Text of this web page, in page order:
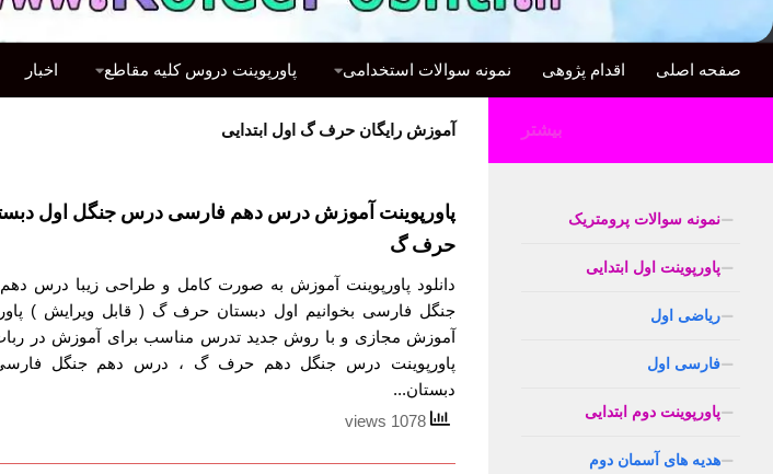
صفحه اصلی اقدام پژوهی نمونه سوالات استخدامی پاورپوینت دروس کلیه مقاطع اخبار
آموزش رایگان حرف گ اول ابتدایی
پاورپوینت آموزش درس دهم فارسی درس جنگل اول
حرف گ
دانلود پاورپوینت آموزش به صورت کامل و طراحی زیبا درس
جنگل فارسی بخوانیم اول دبستان حرف گ ( قابل ویرایش )
آموزش مجازی و با روش جدید تدرس مناسب برای آموزش در
پاورپوینت درس جنگل دهم حرف گ ، درس دهم جنگل
دبستان...
بیشتر
نمونه سوالات پرومتریک
پاورپوینت اول ابتدایی
ریاضی اول
فارسی اول
پاورپوینت دوم ابتدایی
هدیه های آسمان دوم